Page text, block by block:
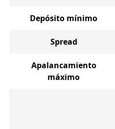
Depósito mínimo
Spread
Apalancamiento
máximo